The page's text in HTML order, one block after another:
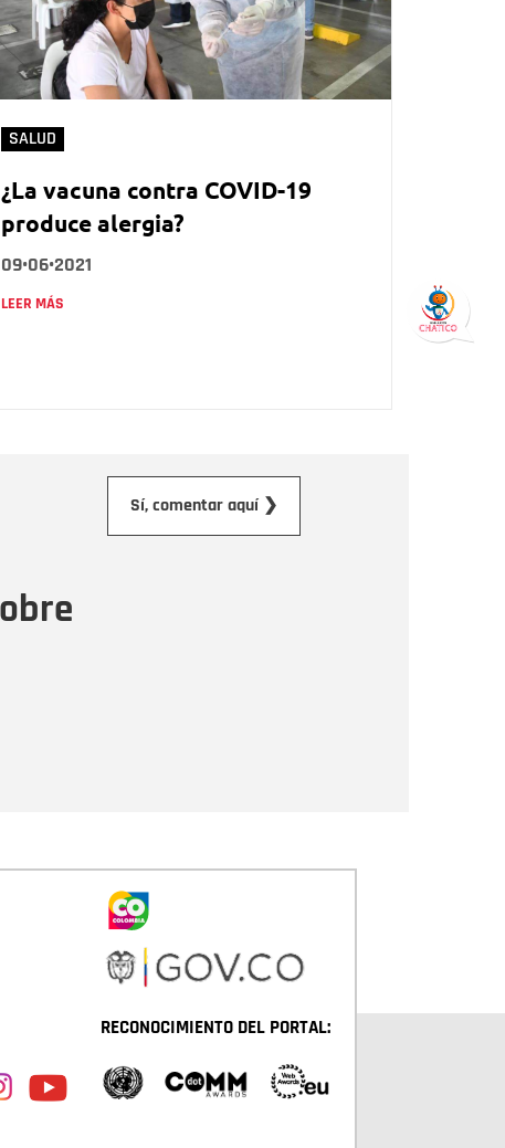
SALUD
¿La vacuna contra COVID-19
produce alergia?
09•06•2021
LEER MÁS
Sí, comentar aquí ❯
RECONOCIMIENTO DEL PORTAL: